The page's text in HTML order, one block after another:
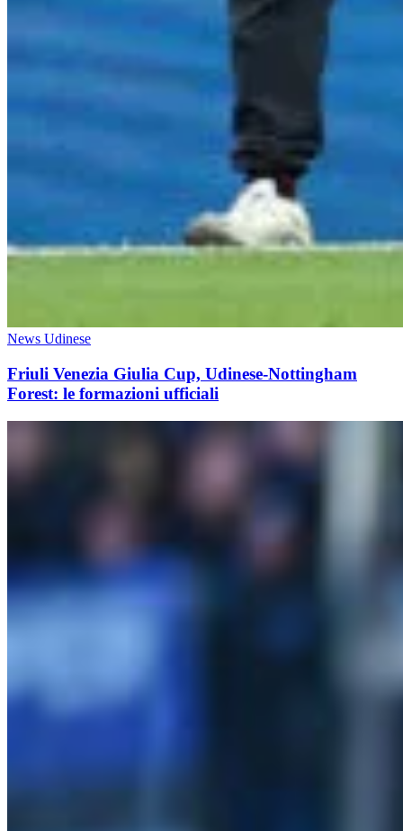
News Udinese
Friuli Venezia Giulia Cup, Udinese-Nottingham
Forest: le formazioni ufficiali